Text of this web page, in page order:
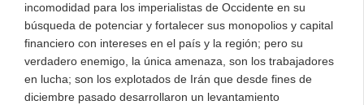
incomodidad para los imperialistas de Occidente en su
búsqueda de potenciar y fortalecer sus monopolios y capital
financiero con intereses en el país y la región; pero su
verdadero enemigo, la única amenaza, son los trabajadores
en lucha; son los explotados de Irán que desde fines de
diciembre pasado desarrollaron un levantamiento